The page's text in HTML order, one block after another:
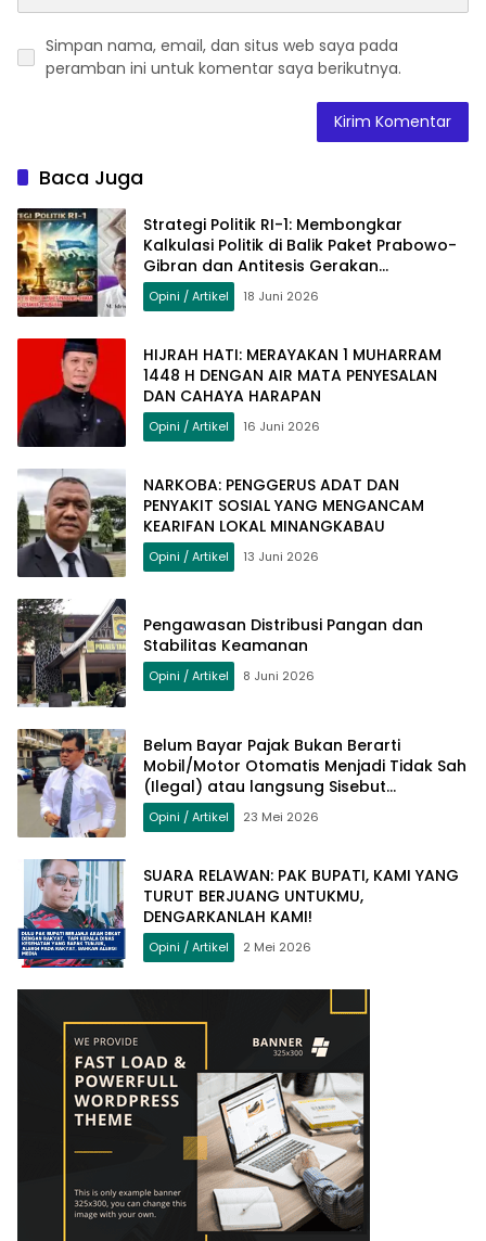
Simpan nama, email, dan situs web saya pada
peramban ini untuk komentar saya berikutnya.
Baca Juga
Strategi Politik RI-1: Membongkar
Kalkulasi Politik di Balik Paket Prabowo-
Gibran dan Antitesis Gerakan
Perubahan
Opini / Artikel 18 Juni 2026
HIJRAH HATI: MERAYAKAN 1 MUHARRAM
1448 H DENGAN AIR MATA PENYESALAN
DAN CAHAYA HARAPAN
Opini / Artikel 16 Juni 2026
NARKOBA: PENGGERUS ADAT DAN
PENYAKIT SOSIAL YANG MENGANCAM
KEARIFAN LOKAL MINANGKABAU
Opini / Artikel 13 Juni 2026
Pengawasan Distribusi Pangan dan
Stabilitas Keamanan
Opini / Artikel 8 Juni 2026
Belum Bayar Pajak Bukan Berarti
Mobil/Motor Otomatis Menjadi Tidak Sah
(Ilegal) atau langsung Sisebut
Kendaraan Bodong
Opini / Artikel 23 Mei 2026
SUARA RELAWAN: PAK BUPATI, KAMI YANG
TURUT BERJUANG UNTUKMU,
DENGARKANLAH KAMI!
Opini / Artikel 2 Mei 2026